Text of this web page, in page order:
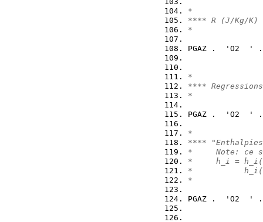
*
**** R (J/Kg/K)
*
PGAZ .  'O2
*
****
*
PGAZ .  'O2
*
****
*     Note: ce
*     h_i =
*
*
PGAZ .  'O2  '